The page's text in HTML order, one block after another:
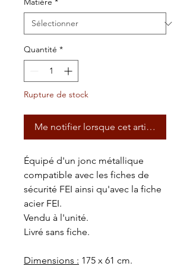
Quantité *
Rupture de stock
Me notifier lorsque cet article est
Équipé d'un jonc métallique
compatible avec les fiches de
sécurité FEI ainsi qu'avec la fiche
acier FEI.
Vendu à l'unité.
Livré sans fiche.
Dimensions : 175 x 61 cm.